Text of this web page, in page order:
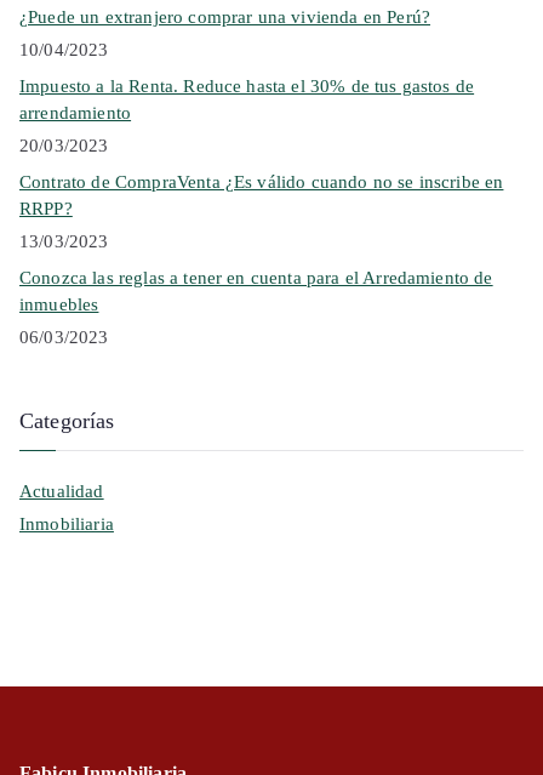
¿Puede un extranjero comprar una vivienda en Perú?
10/04/2023
Impuesto a la Renta. Reduce hasta el 30% de tus gastos de
arrendamiento
20/03/2023
Contrato de CompraVenta ¿Es válido cuando no se inscribe en
RRPP?
13/03/2023
Conozca las reglas a tener en cuenta para el Arredamiento de
inmuebles
06/03/2023
Categorías
Actualidad
Inmobiliaria